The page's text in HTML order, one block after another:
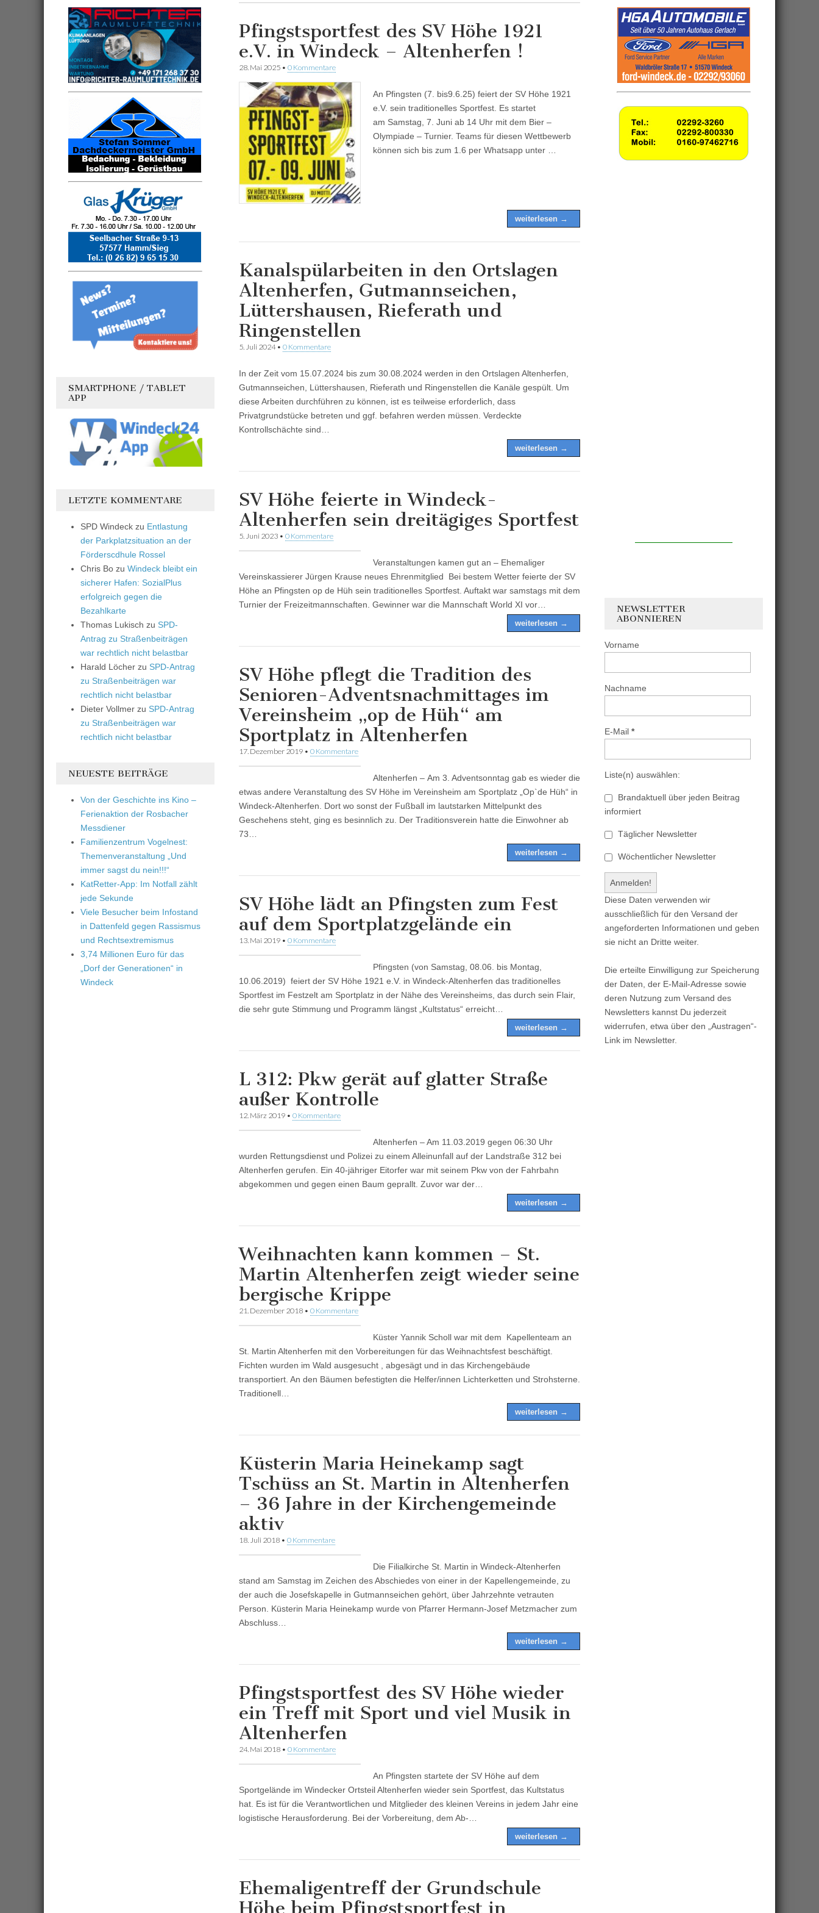
Pfingstsportfest des SV Höhe 1921
e.V. in Windeck – Altenherfen !
28. Mai 2025 • 0 Kommentare
An Pfingsten (7. bis9.6.25) feiert der SV Höhe 1921
e.V. sein traditionelles Sportfest. Es startet
am Samstag, 7. Juni ab 14 Uhr mit dem Bier –
Olympiade – Turnier. Teams für diesen Wettbewerb
können sich bis zum 1.6 per Whatsapp unter …
weiterlesen →
Kanalspülarbeiten in den Ortslagen
Altenherfen, Gutmannseichen,
Lüttershausen, Rieferath und
Ringenstellen
5. Juli 2024• 0 Kommentare
In der Zeit vom 15.07.2024 bis zum 30.08.2024 werden in den Ortslagen Altenherfen,
Gutmannseichen, Lüttershausen, Rieferath und Ringenstellen die Kanäle gespült. Um
diese Arbeiten durchführen zu können, ist es teilweise erforderlich, dass
Privatgrundstücke betreten und ggf. befahren werden müssen. Verdeckte
Kontrollschächte sind…
weiterlesen →
SV Höhe feierte in Windeck-
Altenherfen sein dreitägiges Sportfest
5. Juni 2023 • 0 Kommentare
Veranstaltungen kamen gut an – Ehemaliger
Vereinskassierer Jürgen Krause neues Ehrenmitglied Bei bestem Wetter feierte der SV
Höhe an Pfingsten op de Hüh sein traditionelles Sportfest. Auftakt war samstags mit dem
Turnier der Freizeitmannschaften. Gewinner war die Mannschaft World XI vor…
weiterlesen →
SV Höhe pflegt die Tradition des
Senioren-Adventsnachmittages im
Vereinsheim „op de Hüh“ am
Sportplatz in Altenherfen
17. Dezember 2019 • 0 Kommentare
Altenherfen – Am 3. Adventsonntag gab es wieder die
etwas andere Veranstaltung des SV Höhe im Vereinsheim am Sportplatz „Op`de Hüh“ in
Windeck-Altenherfen. Dort wo sonst der Fußball im lautstarken Mittelpunkt des
Geschehens steht, ging es besinnlich zu. Der Traditionsverein hatte die Einwohner ab
73…
weiterlesen →
SV Höhe lädt an Pfingsten zum Fest
auf dem Sportplatzgelände ein
13. Mai 2019 • 0 Kommentare
Pfingsten (von Samstag, 08.06. bis Montag,
10.06.2019) feiert der SV Höhe 1921 e.V. in Windeck-Altenherfen das traditionelles
Sportfest im Festzelt am Sportplatz in der Nähe des Vereinsheims, das durch sein Flair,
die sehr gute Stimmung und Programm längst „Kultstatus“ erreicht…
weiterlesen →
L 312: Pkw gerät auf glatter Straße
außer Kontrolle
12. März 2019 • 0 Kommentare
Altenherfen – Am 11.03.2019 gegen 06:30 Uhr
wurden Rettungsdienst und Polizei zu einem Alleinunfall auf der Landstraße 312 bei
Altenherfen gerufen. Ein 40-jähriger Eitorfer war mit seinem Pkw von der Fahrbahn
abgekommen und gegen einen Baum geprallt. Zuvor war der…
weiterlesen →
Weihnachten kann kommen – St.
Martin Altenherfen zeigt wieder seine
bergische Krippe
21. Dezember 2018 • 0 Kommentare
Küster Yannik Scholl war mit dem Kapellenteam an
St. Martin Altenherfen mit den Vorbereitungen für das Weihnachtsfest beschäftigt.
Fichten wurden im Wald ausgesucht , abgesägt und in das Kirchengebäude
transportiert. An den Bäumen befestigten die Helfer/innen Lichterketten und Strohsterne.
Traditionell…
weiterlesen →
Küsterin Maria Heinekamp sagt
Tschüss an St. Martin in Altenherfen
– 36 Jahre in der Kirchengemeinde
aktiv
18. Juli 2018 • 0 Kommentare
Die Filialkirche St. Martin in Windeck-Altenherfen
stand am Samstag im Zeichen des Abschiedes von einer in der Kapellengemeinde, zu
der auch die Josefskapelle in Gutmannseichen gehört, über Jahrzehnte vetrauten
Person. Küsterin Maria Heinekamp wurde von Pfarrer Hermann-Josef Metzmacher zum
Abschluss…
weiterlesen →
Pfingstsportfest des SV Höhe wieder
ein Treff mit Sport und viel Musik in
Altenherfen
24. Mai 2018 • 0 Kommentare
An Pfingsten startete der SV Höhe auf dem
Sportgelände im Windecker Ortsteil Altenherfen wieder sein Sportfest, das Kultstatus
hat. Es ist für die Verantwortlichen und Mitglieder des kleinen Vereins in jedem Jahr eine
logistische Herausforderung. Bei der Vorbereitung, dem Ab-…
weiterlesen →
Ehemaligentreff der Grundschule
Höhe beim Pfingstsportfest in
SMARTPHONE / TABLET
APP
LETZTE KOMMENTARE
SPD Windeck zu Entlastung
der Parkplatzsituation an der
Förderscdhule Rossel
Chris Bo zu Windeck bleibt ein
sicherer Hafen: SozialPlus
erfolgreich gegen die
Bezahlkarte
Thomas Lukisch zu SPD-
Antrag zu Straßenbeiträgen
war rechtlich nicht belastbar
Harald Löcher zu SPD-Antrag
zu Straßenbeiträgen war
rechtlich nicht belastbar
Dieter Vollmer zu SPD-Antrag
zu Straßenbeiträgen war
rechtlich nicht belastbar
NEUESTE BEITRÄGE
Von der Geschichte ins Kino –
Ferienaktion der Rosbacher
Messdiener
Familienzentrum Vogelnest:
Themenveranstaltung „Und
immer sagst du nein!!!“
KatRetter-App: Im Notfall zählt
jede Sekunde
Viele Besucher beim Infostand
in Dattenfeld gegen Rassismus
und Rechtsextremismus
3,74 Millionen Euro für das
„Dorf der Generationen“ in
Windeck
NEWSLETTER
ABONNIEREN
Vorname
Nachname
E-Mail *
Liste(n) auswählen:
Brandaktuell über jeden Beitrag
informiert
Täglicher Newsletter
Wöchentlicher Newsletter
Diese Daten verwenden wir
ausschließlich für den Versand der
angeforderten Informationen und geben
sie nicht an Dritte weiter.
Die erteilte Einwilligung zur Speicherung
der Daten, der E-Mail-Adresse sowie
deren Nutzung zum Versand des
Newsletters kannst Du jederzeit
widerrufen, etwa über den „Austragen“-
Link im Newsletter.